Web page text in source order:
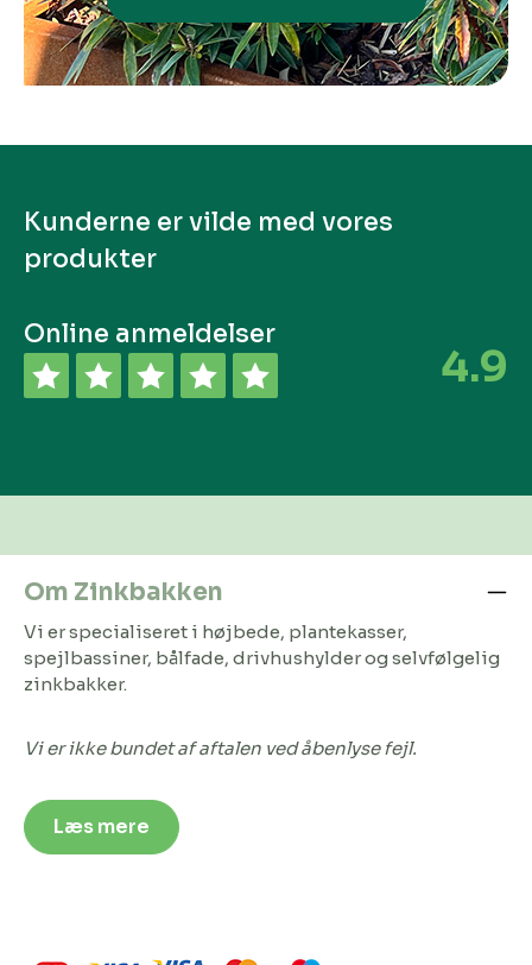
Kunderne er vilde med vores
produkter
Online anmeldelser
4.9
Om Zinkbakken
Vi er specialiseret i højbede, plantekasser,
spejlbassiner, bålfade, drivhushylder og selvfølgelig
zinkbakker.
Vi er ikke bundet af aftalen ved åbenlyse fejl.
Læs mere